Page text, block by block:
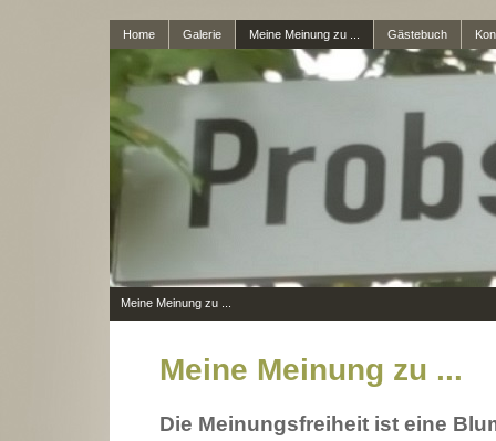
Home Galerie Meine Meinung zu ... Gästebuch
Meine Meinung zu ...
Meine Meinung zu ...
Die Meinungsfreiheit ist eine